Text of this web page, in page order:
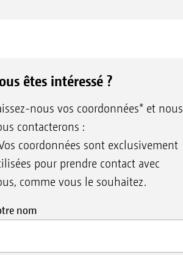
êtes intéressé ?
nous vos coordonnées* et nous
contacterons :
coordonnées sont exclusivement
pour prendre contact avec
comme vous le souhaitez.
nom